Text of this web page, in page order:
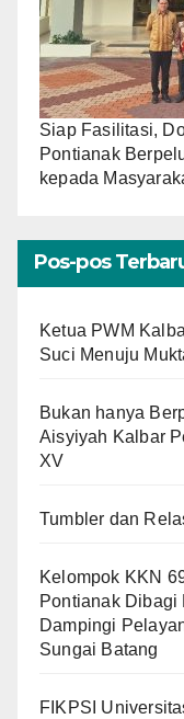
Siap Fasilitasi,
Pontianak
kepada
Pos-pos
Ketua PWM
Suci Menuju
Bukan hanya
Aisyiyah Kalbar
XV
Tumbler dan
Kelompok KKN
Pontianak Dibagi
Dampingi
Sungai Batang
FIKPSI